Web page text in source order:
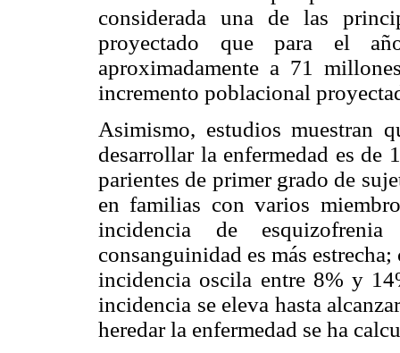
considerada una de las
proyectado que para el
aproximadamente a 71
incremento poblacional
Asimismo, estudios muestran
desarrollar la enfermedad es de
parientes de primer grado de
en familias con varios
incidencia de
consanguinidad es más
incidencia oscila entre 8% y
incidencia se eleva hasta
heredar la enfermedad se ha